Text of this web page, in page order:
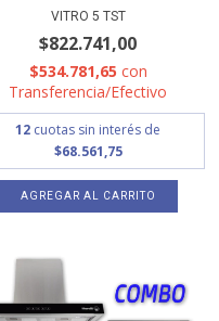
VITRO 5 TST
$822.741,00
$534.781,65 con
Transferencia/Efectivo
12 cuotas sin interés de
$68.561,75